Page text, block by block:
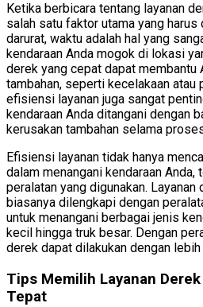
Ketika berbicara tentang layanan
salah satu faktor utama yang
darurat, waktu adalah hal yang
kendaraan Anda mogok di lokasi
derek yang cepat dapat membantu
tambahan, seperti kecelakaan atau
efisiensi layanan juga sangat
kendaraan Anda ditangani dengan
kerusakan tambahan selama
Efisiensi layanan tidak hanya
dalam menangani kendaraan Anda,
peralatan yang digunakan.
biasanya dilengkapi dengan
untuk menangani berbagai jenis
kecil hingga truk besar. Dengan
derek dapat dilakukan dengan lebih
Tips Memilih Layanan
Tepat